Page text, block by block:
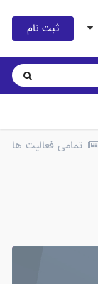
ثبت نام
تمامی فعالیت ها